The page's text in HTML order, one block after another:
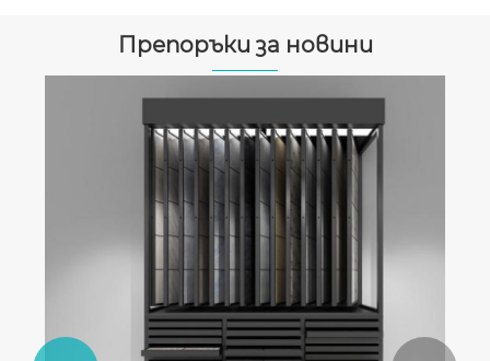
Препоръки за новини